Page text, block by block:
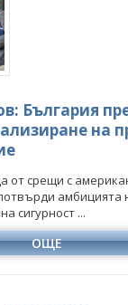
България
на
от срещи с
амбицията
сигурност ...
ОЩЕ